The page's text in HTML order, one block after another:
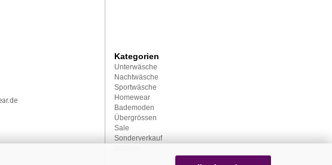
Kategorien
Unterwäsche
Nachtwäsche
Sportwäsche
Homewear
Bademoden
Übergrössen
Sale
Sonderverkauf